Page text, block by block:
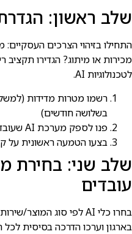
שלב ראשון:
התחילו בזיהוי הצרכים
לטכנולוגיות AI.
בשלושה חודשים)
פנו לספק מערכת AI שעובדת בעברית ומותאמת ל
בצעו הטמעה ראשונית על
שלב שני: בחירת
עובדים
בארגון וערכו הדרכה בסיסית לכל